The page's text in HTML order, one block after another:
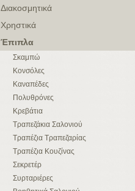
Διακοσμητικά
Χρηστικά
Έπιπλα
Σκαμπώ
Κονσόλες
Καναπέδες
Πολυθρόνες
Κρεβάτια
Τραπεζάκια Σαλονιού
Τραπέζια Τραπεζαρίας
Τραπέζια Κουζίνας
Σεκρετέρ
Συρταριέρες